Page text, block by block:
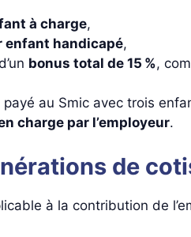
à charge,
enfant handicapé,
bonus total de 15 %,
payé au Smic avec trois
charge par l’employeur.
de
à la contribution de